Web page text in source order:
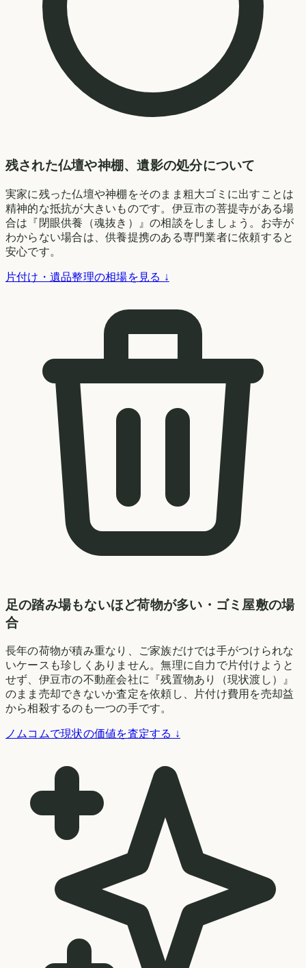
残された仏壇や神棚、遺影の処分について
実家に残った仏壇や神棚をそのまま粗大ゴミに出すことは
精神的な抵抗が大きいものです。伊豆市の菩提寺がある場
合は『閉眼供養（魂抜き）』の相談をしましょう。お寺が
わからない場合は、供養提携のある専門業者に依頼すると
安心です。
片付け・遺品整理の相場を見る ↓
足の踏み場もないほど荷物が多い・ゴミ屋敷の場
合
長年の荷物が積み重なり、ご家族だけでは手がつけられな
いケースも珍しくありません。無理に自力で片付けようと
せず、伊豆市の不動産会社に『残置物あり（現状渡し）』
のまま売却できないか査定を依頼し、片付け費用を売却益
から相殺するのも一つの手です。
ノムコムで現状の価値を査定する ↓